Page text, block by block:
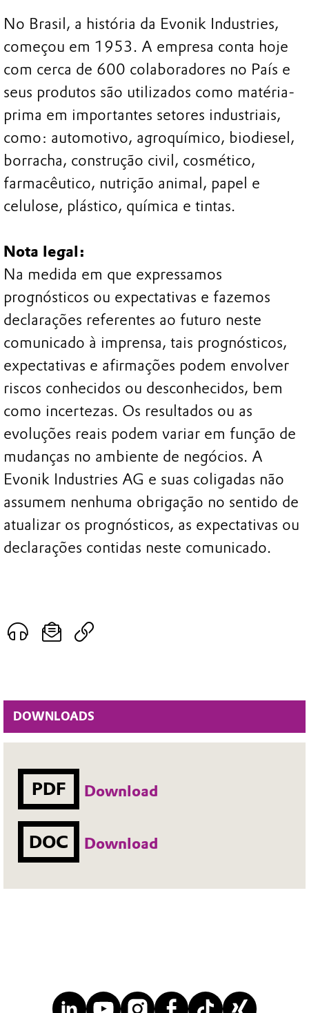
DOWNLOADS
PDF Download
DOC Download
No Brasil, a história da Evonik Industries,
começou em 1953. A empresa conta hoje
com cerca de 600 colaboradores no País e
seus produtos são utilizados como matéria-
prima em importantes setores industriais,
como: automotivo, agroquímico, biodiesel,
borracha, construção civil, cosmético,
farmacêutico, nutrição animal, papel e
celulose, plástico, química e tintas.
Nota legal:
Na medida em que expressamos
prognósticos ou expectativas e fazemos
declarações referentes ao futuro neste
comunicado à imprensa, tais prognósticos,
expectativas e afirmações podem envolver
riscos conhecidos ou desconhecidos, bem
como incertezas. Os resultados ou as
evoluções reais podem variar em função de
mudanças no ambiente de negócios. A
Evonik Industries AG e suas coligadas não
assumem nenhuma obrigação no sentido de
atualizar os prognósticos, as expectativas ou
declarações contidas neste comunicado.